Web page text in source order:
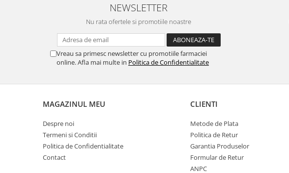
NEWSLETTER
Nu rata ofertele si promotiile noastre
Vreau sa primesc newsletter cu promotiile farmaciei
online. Afla mai multe in Politica de Confidentialitate
MAGAZINUL MEU
Despre noi
Termeni si Conditii
Politica de Confidentialitate
Contact
CLIENTI
Metode de Plata
Politica de Retur
Garantia Produselor
Formular de Retur
ANPC